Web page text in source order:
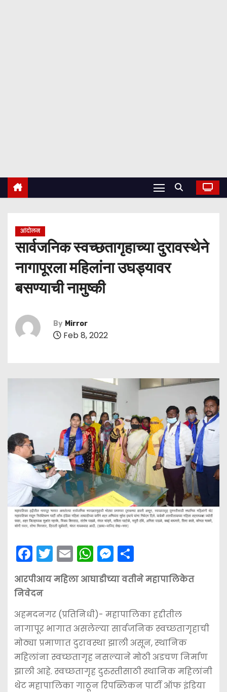
आंदोलन
सार्वजनिक स्वच्छतागृहाच्या दुरावस्थेने
नागापूरला महिलांना उघड्यावर
बसण्याची नामुष्की
By Mirror
Feb 8, 2022
F
a
c
e
b
o
o
k
T
w
itt
E
m
ai
W
h
a
A
p
p
M
e
s
e
n
g
er
S
h
ar
आरपीआय महिला आघाडीच्या वतीने महापालिकेत
निवेदन
अहमदनगर (प्रतिनिधी)- महापालिका हद्दीतील
नागापूर भागात असलेल्या सार्वजनिक स्वच्छतागृहाची
मोठ्या प्रमाणात दुरावस्था झाली असून, स्थानिक
महिलांना स्वच्छतागृह नसल्याने मोठी अडचण निर्माण
झाली आहे. स्वच्छतागृह दुरुस्तीसाठी स्थानिक महिलांनी
थेट महापालिका गाठून रिपब्लिकन पार्टी ऑफ इंडिया